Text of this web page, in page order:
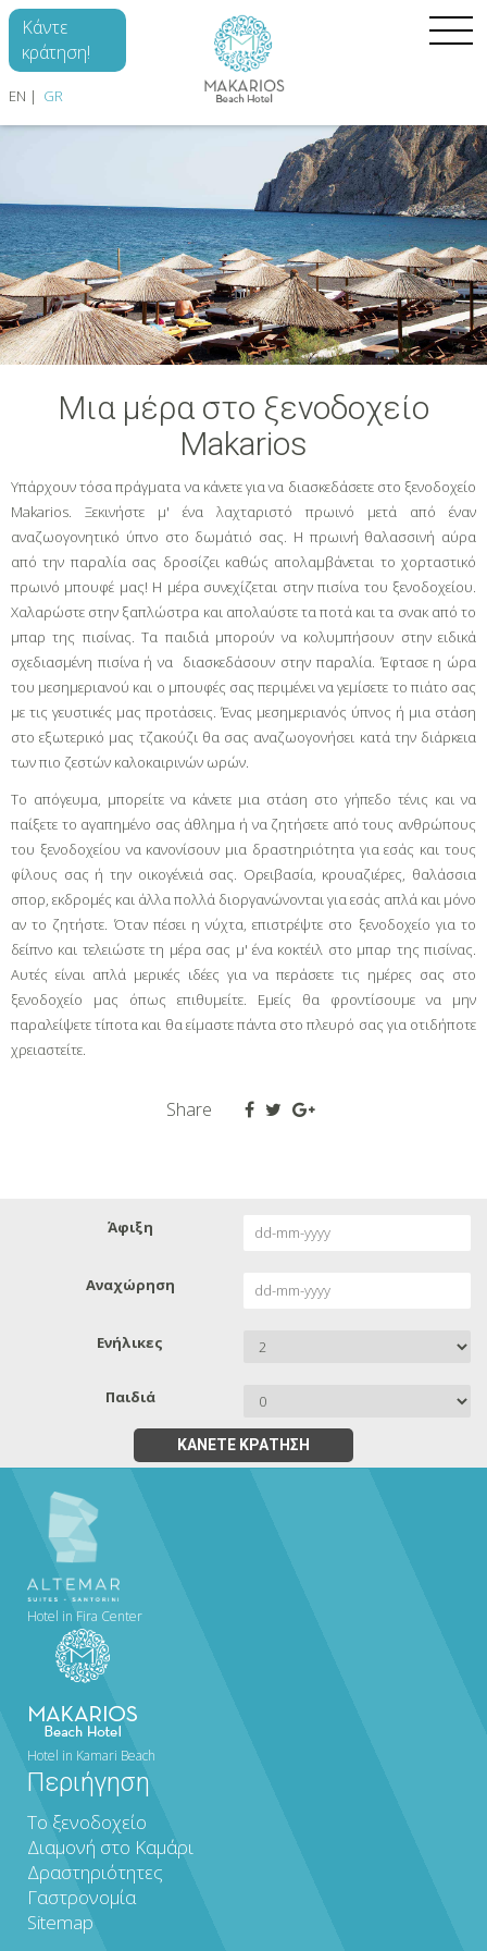
Skip to main content
Κάντε
κράτηση!
EN GR
ΔΩΜΆΤΙΑ
ΤΟ ΞΕΝΟΔΟΧΕΊΟ
ΑΝΑΚΑΛΎΨΤΕ
GALLERY
Μια μέρα στο ξενοδοχείο
Makarios
Υπάρχουν τόσα πράγματα να κάνετε για να διασκεδάσετε στο ξενοδοχείο
Makarios. Ξεκινήστε μ' ένα λαχταριστό πρωινό μετά από έναν
αναζωογονητικό ύπνο στο δωμάτιό σας. Η πρωινή θαλασσινή αύρα
από την παραλία σας δροσίζει καθώς απολαμβάνεται το χορταστικό
πρωινό μπουφέ μας! Η μέρα συνεχίζεται στην πισίνα του ξενοδοχείου.
Χαλαρώστε στην ξαπλώστρα και απολαύστε τα ποτά και τα σνακ από το
μπαρ της πισίνας. Τα παιδιά μπορούν να κολυμπήσουν στην ειδικά
σχεδιασμένη πισίνα ή να διασκεδάσουν στην παραλία. Έφτασε η ώρα
του μεσημεριανού και ο μπουφές σας περιμένει να γεμίσετε το πιάτο σας
με τις γευστικές μας προτάσεις. Ένας μεσημεριανός ύπνος ή μια στάση
στο εξωτερικό μας τζακούζι θα σας αναζωογονήσει κατά την διάρκεια
των πιο ζεστών καλοκαιρινών ωρών.
Το απόγευμα, μπορείτε να κάνετε μια στάση στο γήπεδο τένις και να
παίξετε το αγαπημένο σας άθλημα ή να ζητήσετε από τους ανθρώπους
του ξενοδοχείου να κανονίσουν μια δραστηριότητα για εσάς και τους
φίλους σας ή την οικογένειά σας. Ορειβασία, κρουαζιέρες, θαλάσσια
σπορ, εκδρομές και άλλα πολλά διοργανώνονται για εσάς απλά και μόνο
αν το ζητήστε. Όταν πέσει η νύχτα, επιστρέψτε στο ξενοδοχείο για το
δείπνο και τελειώστε τη μέρα σας μ' ένα κοκτέιλ στο μπαρ της πισίνας.
Αυτές είναι απλά μερικές ιδέες για να περάσετε τις ημέρες σας στο
ξενοδοχείο μας όπως επιθυμείτε. Εμείς θα φροντίσουμε να μην
παραλείψετε τίποτα και θα είμαστε πάντα στο πλευρό σας για οτιδήποτε
χρειαστείτε.
Share
Άφιξη
Αναχώρηση
Ενήλικες
Παιδιά
ΚΆΝΕΤΕ ΚΡΆΤΗΣΗ
Hotel in Fira Center
Hotel in Kamari Beach
Περιήγηση
Το ξενοδοχείο
Διαμονή στο Καμάρι
Δραστηριότητες
Γαστρονομία
Sitemap